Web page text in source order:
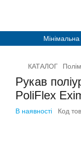
КАТАЛОГ
Рукав
PoliFlex
В наявності Код